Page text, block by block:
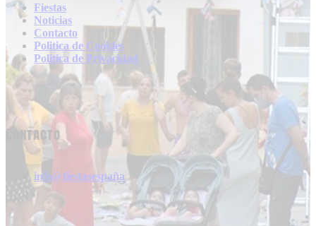
Fiestas
Noticias
Contacto
Politica de Cookies
Politica de Privacidad
Contacto
info@fiestasespaña